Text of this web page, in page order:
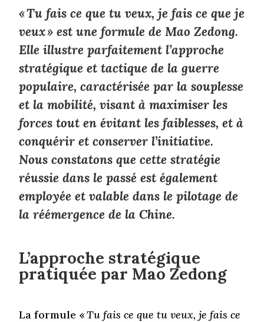
«Tu fais ce que tu veux, je fais ce que je
veux» est une formule de Mao Zedong.
Elle illustre parfaitement l’approche
stratégique et tactique de la guerre
populaire, caractérisée par la souplesse
et la mobilité, visant à maximiser les
forces tout en évitant les faiblesses, et à
conquérir et conserver l’initiative.
Nous constatons que cette stratégie
réussie dans le passé est également
employée et valable dans le pilotage de
la réémergence de la Chine.
L’approche stratégique
pratiquée par Mao Zedong
La formule «Tu fais ce que tu veux, je fais ce